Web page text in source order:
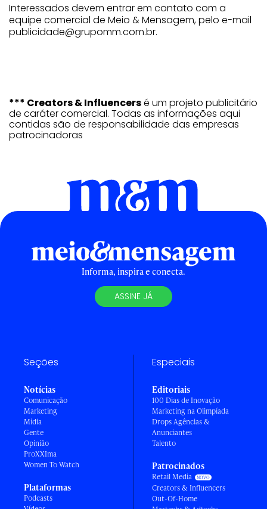
Interessados devem entrar em contato com a
equipe comercial de Meio & Mensagem, pelo e-mail
publicidade@grupomm.com.br.
*** Creators & Influencersé um projeto publicitário
de caráter comercial. Todas as informações aqui
contidas são de responsabilidade das empresas
patrocinadoras
Informa, inspira e conecta.
ASSINE JÁ
Seções
Notícias
Comunicação
Marketing
Mídia
Gente
Opinião
ProXXIma
Women To Watch
Plataformas
Podcasts
Especiais
Editoriais
100 Dias de Inovação
Marketing na Olimpíada
Drops Agências &
Anunciantes
Talento
Patrocinados
Retail Media
Creators & Influencers
Out-Of-Home